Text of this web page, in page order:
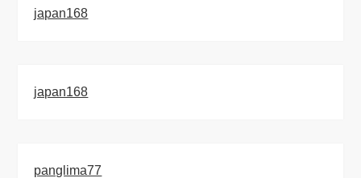
japan168
japan168
panglima77